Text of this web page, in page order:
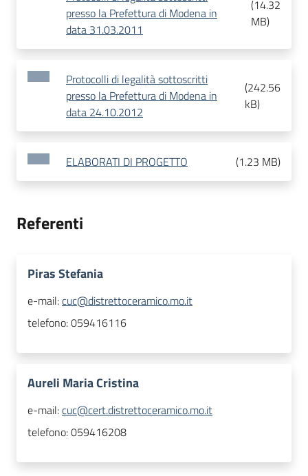
presso la Prefettura di Modena in
data 31.03.2011
(14.32
MB)
Protocolli di legalità sottoscritti
presso la Prefettura di Modena in
data 24.10.2012
(242.56
kB)
ELABORATI DI PROGETTO (1.23 MB)
Referenti
Piras Stefania
e-mail:cuc@distrettoceramico.mo.it
telefono:059416116
Aureli Maria Cristina
e-mail:cuc@cert.distrettoceramico.mo.it
telefono:059416208